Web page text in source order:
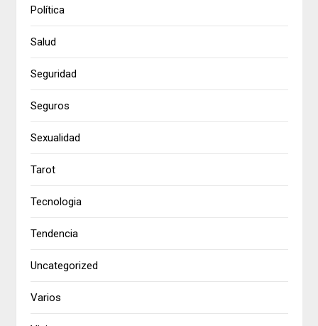
Política
Salud
Seguridad
Seguros
Sexualidad
Tarot
Tecnologia
Tendencia
Uncategorized
Varios